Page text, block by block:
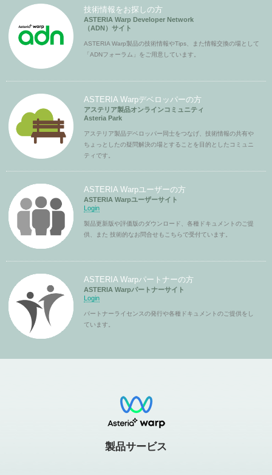
技術情報をお探しの方
ASTERIA Warp Developer Network
（ADN）サイト
ASTERIA Warp製品の技術情報やTips、また情報交換の場として
「ADNフォーラム」をご用意しています。
ASTERIA Warpデベロッパーの方
アステリア製品オンラインコミュニティ
Asteria Park
アステリア製品デベロッパー同士をつなげ、技術情報の共有や
ちょっとしたの疑問解決の場とすることを目的としたコミュニ
ティです。
ASTERIA Warpユーザーの方
ASTERIA Warpユーザーサイト
Login
製品更新版や評価版のダウンロード、各種ドキュメントのご提
供、また 技術的なお問合せもこちらで受付ています。
ASTERIA Warpパートナーの方
ASTERIA Warpパートナーサイト
Login
パートナーライセンスの発行や各種ドキュメントのご提供をし
ています。
製品サービス